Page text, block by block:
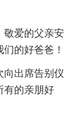
敬爱的父亲安
的好爸爸！
向出席告别仪
有的亲朋好